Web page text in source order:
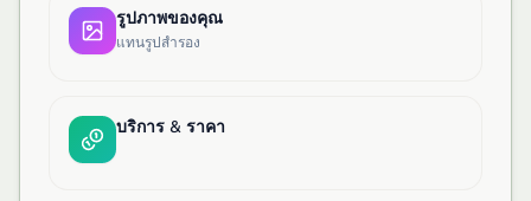
รูปภาพของคุณ
แทนรูปสำรอง
บริการ & ราคา